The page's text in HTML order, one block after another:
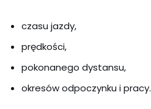
czasu jazdy,
prędkości,
pokonanego dystansu,
okresów odpoczynku i pracy.